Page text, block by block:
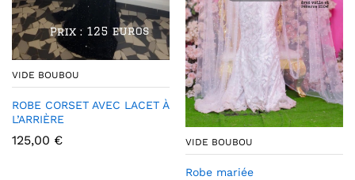
VIDE BOUBOU
ROBE CORSET AVEC LACET À
L’ARRIÈRE
125,00 € VIDE BOUBOU
Robe mariée